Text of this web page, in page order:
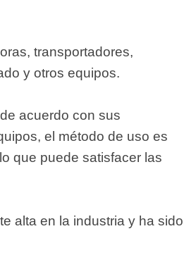
transportadores,
y otros equipos.
acuerdo con sus
el método de uso es
que puede satisfacer las
alta en la industria y ha sido